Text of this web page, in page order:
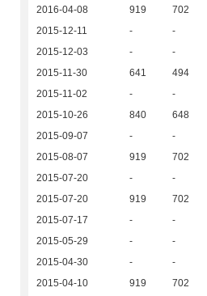
2016-04-08
919 702
2015-12-11
- -
2015-12-03
- -
2015-11-30
641 494
2015-11-02
- -
2015-10-26
840 648
2015-09-07
- -
2015-08-07
919 702
2015-07-20
- -
2015-07-20
919 702
2015-07-17
- -
2015-05-29
- -
2015-04-30
- -
2015-04-10
919 702